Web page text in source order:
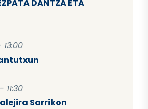
DANTZA ETA
Sarrikon